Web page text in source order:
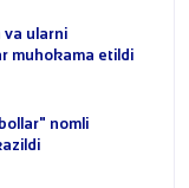
va ularni
muhokama etildi
nomli